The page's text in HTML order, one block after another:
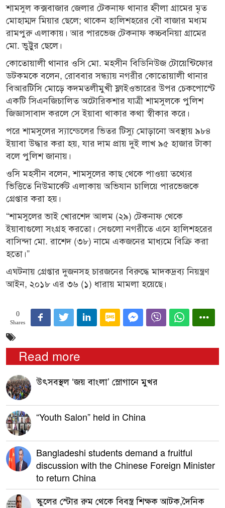
শামসুল কক্সবাজার জেলার টেকনাফ থানার হ্নীলা গ্রামের মৃত
মোহাম্মদ মিয়ার ছেলে; থাকেন হালিশহরের বৌ বাজার মধ্যম
রামপুরু এলাকায়। আর পারভেজ টেকনাফ কচ্চবনিয়া গ্রামের
মো. ভুট্টুর ছেলে।
কোতোয়ালী থানার ওসি মো. মহসীন বিডিনিউজ টোয়েন্টিফোর
ডটকমকে বলেন, রোববার সন্ধ্যায় নগরীর কোতোয়ালী থানার
বিআরটিসি মোড়ে কদমতলীমুখী ফ্লাইওভারের উপর চেকপোস্টে
একটি সিএনজিচালিত অটোরিকশার যাত্রী শামসুলকে পুলিশ
জিজ্ঞাসাবাদ করলে সে ইয়াবা থাকার কথা স্বীকার করে।
পরে শামসুলের স্যান্ডেলের ভিতর টিস্যু মোড়ানো অবস্থায় ৯৮৪
ইয়াবা উদ্ধার করা হয়, যার দাম প্রায় দুই লাখ ৯৫ হাজার টাকা
বলে পুলিশ জানায়।
ওসি মহসীন বলেন, শামসুলের কাছ থেকে পাওয়া তথ্যের
ভিত্তিতে নিউমার্কেট এলাকায় অভিযান চালিয়ে পারভেজকে
গ্রেপ্তার করা হয়।
“শামসুলের ভাই খোরশেদ আলম (২৯) টেকনাফ থেকে
ইয়াবাগুলো সংগ্রহ করতো। সেগুলো নগরীতে এনে হালিশহরের
বাসিন্দা মো. রাশেদ (৩৮) নামে একজনের মাধ্যমে বিক্রি করা
হতো।”
এঘটনায় গ্রেপ্তার দুজনসহ চারজনের বিরুদ্ধে মাদকদ্রব্য নিয়ন্ত্রণ
আইন, ২০১৮ এর ৩৬ (১) ধারায় মামলা হয়েছে।
0
Shares
Read more
উৎসবস্থল ‘জয় বাংলা’ স্লোগানে মুখর
“Youth Salon” held in China
Bangladeshi students demand a fruitful
discussion with the Chinese Foreign Minister
to return China
স্কুলের স্টোর রুম থেকে বিবস্ত্র শিক্ষক আটক,দৈনিক